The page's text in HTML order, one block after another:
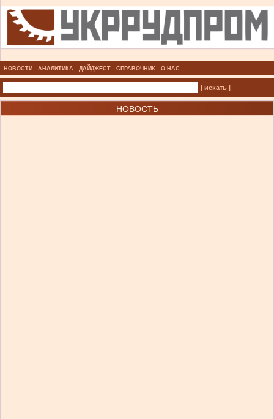
НОВОСТИ АНАЛИТИКА ДАЙДЖЕСТ СПРАВОЧНИК О НАС
| искать |
НОВОСТЬ